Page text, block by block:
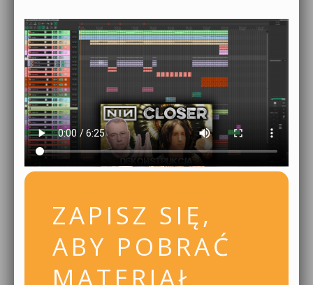
ZAPISZ SIĘ,
ABY POBRAĆ
MATERIAŁ